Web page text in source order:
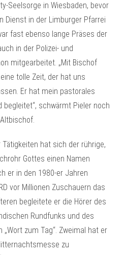
Seelsorge in Wiesbaden, bevor
Dienst in der Limburger Pfarrei
fast ebenso lange Präses der
in der Polizei- und
mitgearbeitet. „Mit Bischof
tolle Zeit, der hat uns
Er hat mein pastorales
begleitet“, schwärmt Pieler noch
hat sich der rührige,
Gottes einen Namen
er in den 1980-er Jahren
vor Millionen Zuschauern das
begleitete er die Hörer des
Rundfunks und des
zum Tag“. Zweimal hat er
zu